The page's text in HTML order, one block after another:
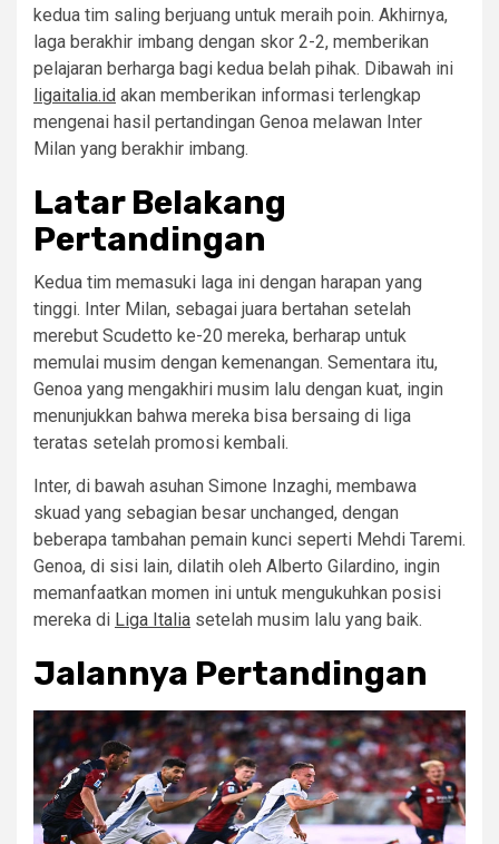
kedua tim saling berjuang untuk meraih poin. Akhirnya,
laga berakhir imbang dengan skor 2-2, memberikan
pelajaran berharga bagi kedua belah pihak. Dibawah ini
ligaitalia.id akan memberikan informasi terlengkap
mengenai hasil pertandingan Genoa melawan Inter
Milan yang berakhir imbang.
Latar Belakang
Pertandingan
Kedua tim memasuki laga ini dengan harapan yang
tinggi. Inter Milan, sebagai juara bertahan setelah
merebut Scudetto ke-20 mereka, berharap untuk
memulai musim dengan kemenangan. Sementara itu,
Genoa yang mengakhiri musim lalu dengan kuat, ingin
menunjukkan bahwa mereka bisa bersaing di liga
teratas setelah promosi kembali.
Inter, di bawah asuhan Simone Inzaghi, membawa
skuad yang sebagian besar unchanged, dengan
beberapa tambahan pemain kunci seperti Mehdi Taremi.
Genoa, di sisi lain, dilatih oleh Alberto Gilardino, ingin
memanfaatkan momen ini untuk mengukuhkan posisi
mereka di Liga Italia setelah musim lalu yang baik.
Jalannya Pertandingan